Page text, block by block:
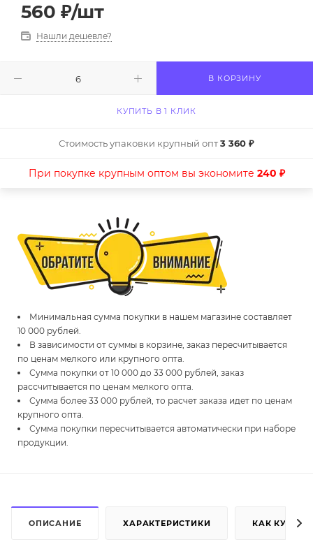
560 ₽/шт
Нашли дешевле?
В КОРЗИНУ
КУПИТЬ В 1 КЛИК
Стоимость упаковки крупный опт3 360 ₽
При покупке крупным оптом вы экономите 240 ₽
Минимальная сумма покупки в нашем магазине составляет
10 000 рублей.
В зависимости от суммы в корзине, заказ пересчитывается
по ценам мелкого или крупного опта.
Сумма покупки от 10 000 до 33 000 рублей, заказ
рассчитывается по ценам мелкого опта.
Сумма более 33 000 рублей, то расчет заказа идет по ценам
крупного опта.
Сумма покупки пересчитывается автоматически при наборе
продукции.
ОПИСАНИЕ ХАРАКТЕРИСТИКИ КАК КУПИТЬ